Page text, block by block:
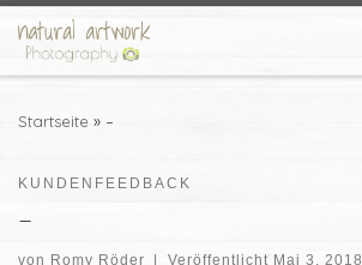
Zum Inhalt springen
Startseite » –
KUNDENFEEDBACK
–
von Romy Röder | Veröffentlicht Mai 3, 2018